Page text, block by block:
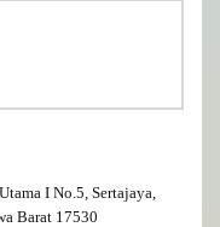
I No.5, Sertajaya,
Barat 17530